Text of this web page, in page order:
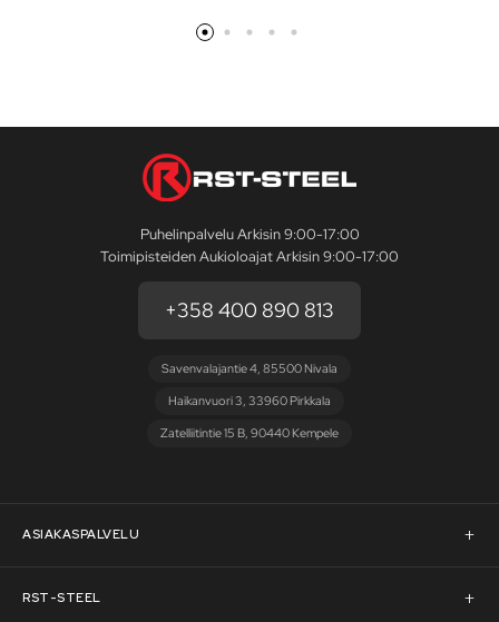
Puhelinpalvelu Arkisin 9:00-17:00
Toimipisteiden Aukioloajat Arkisin 9:00-17:00
+358 400 890 813
Savenvalajantie 4, 85500 Nivala
Haikanvuori 3, 33960 Pirkkala
Zatelliitintie 15 B, 90440 Kempele
ASIAKASPALVELU
Asiakaspalvelu
RST-STEEL